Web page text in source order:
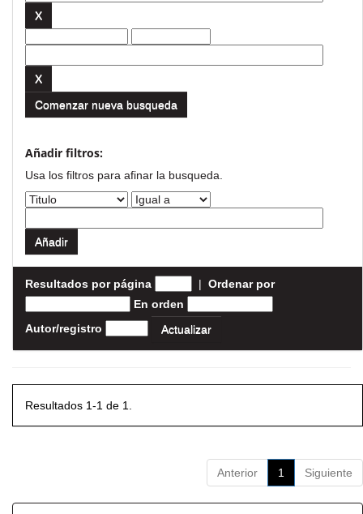
Comenzar nueva busqueda
Añadir filtros:
Usa los filtros para afinar la busqueda.
Resultados por página | Ordenar por
En orden
Autor/registro
Resultados 1-1 de 1.
Anterior 1 Siguiente